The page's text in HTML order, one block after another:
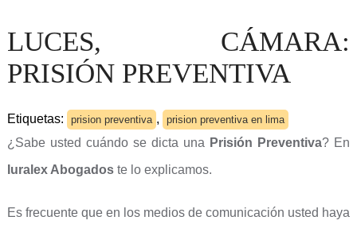
LUCES, CÁMARA:
PRISIÓN PREVENTIVA
Etiquetas: prision preventiva , prision preventiva en lima
¿Sabe usted cuándo se dicta una Prisión Preventiva? En
Iuralex Abogados te lo explicamos.
Es frecuente que en los medios de comunicación usted haya